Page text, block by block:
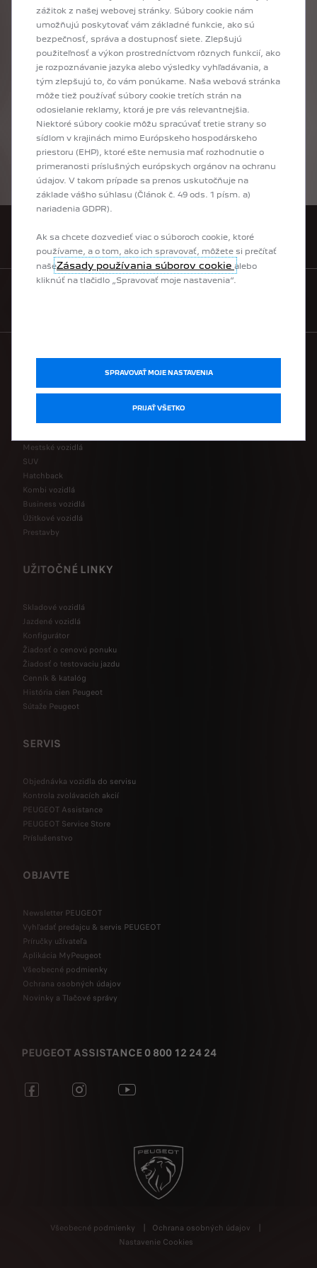
prebiehajúcej akciovej ponuky. Konkrétnu
ponuku
konzultujte vždy prosím
svojim
najbližším
predajcom
Máte záujem o nový Peugeot? Vyberte si model a urobte ďalší krok pomocou
konfigurátora Peugeot: najprv si vyberiete výbavu, potom motorizáciu podľa
Vašich potrieb, farbu karosérie a interiér, a nakoniec aj voliteľnú doplnkovú
výbavu tak, aby nové vozidlo presne zodpovedalo Vašim predstavám a
potrebám. Na záver si môžete ešte raz prezrieť kompletnú konfiguráciu Vášho
nového vozidla, alebo si ju poslať na mail, prípadne ju môžete zaslať
vybranému predajcovi. Budete tak už len krôčik od toho, aby ste už čoskoro
sedeli za volantom Vášho nového auta!
VYHĽADAŤ PREDAJCU
Mestské vozidlá
SUV
Hatchback
Kombi vozidlá
Business vozidlá
Úžitkové vozidlá
Prestavby
UŽITOČNÉ LINKY
Skladové vozidlá
Jazdené vozidlá
Konfigurátor
Žiadosť o cenovú ponuku
Žiadosť o testovaciu jazdu
Cenník & katalóg
História cien Peugeot
Sútaže Peugeot
SERVIS
Objednávka vozidla do servisu
Kontrola zvolávacích akcií
PEUGEOT Assistance
PEUGEOT Service Store
Príslušenstvo
OBJAVTE
Newsletter PEUGEOT
Vyhľadať predajcu & servis PEUGEOT
Príručky užívateľa
Aplikácia MyPeugeot
Všeobecné podmienky
Ochrana osobných údajov
Novinky a Tlačové správy
PEUGEOT ASSISTANCE 0 800 12 24 24
Všeobecné podmienky
Ochrana osobných údajov
Nastavenie Cookies
zážitok z našej webovej stránky. Súbory cookie nám
umožňujú poskytovať vám základné funkcie, ako sú
bezpečnosť, správa a dostupnosť siete. Zlepšujú
použiteľnosť a výkon prostredníctvom rôznych funkcií, ako
je rozpoznávanie jazyka alebo výsledky vyhľadávania, a
tým zlepšujú to, čo vám ponúkame. Naša webová stránka
môže tiež používať súbory cookie tretích strán na
odosielanie reklamy, ktorá je pre vás relevantnejšia.
Niektoré súbory cookie môžu spracúvať tretie strany so
sídlom v krajinách mimo Európskeho hospodárskeho
priestoru (EHP), ktoré ešte nemusia mať rozhodnutie o
primeranosti príslušných európskych orgánov na ochranu
údajov. V takom prípade sa prenos uskutočňuje na
základe vášho súhlasu (Článok č. 49 ods. 1 písm. a)
nariadenia GDPR).
Ak sa chcete dozvedieť viac o súboroch cookie, ktoré
používame, a o tom, ako ich spravovať, môžete si prečítať
našeZásady používania súborov cookie alebo
kliknúť na tlačidlo „Spravovať moje nastavenia“.
SPRAVOVAŤ MOJE NASTAVENIA
PRIJAŤ VŠETKO